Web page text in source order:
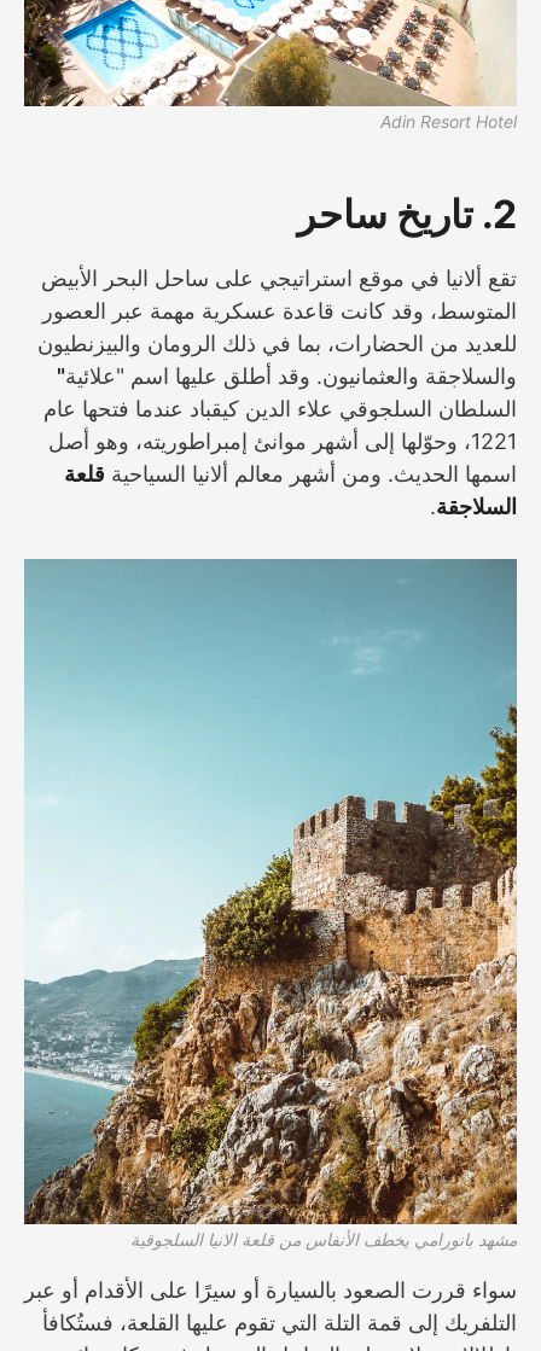
Adin Resort Hotel
2. تاريخ ساحر
تقع ألانيا في موقع استراتيجي على ساحل البحر الأبيض
المتوسط، وقد كانت قاعدة عسكرية مهمة عبر العصور
للعديد من الحضارات، بما في ذلك الرومان والبيزنطيون
والسلاجقة والعثمانيون. وقد أطلق عليها اسم "علائية"
السلطان السلجوقي علاء الدين كيقباد عندما فتحها عام
1221، وحوّلها إلى أشهر موانئ إمبراطوريته، وهو أصل
اسمها الحديث. ومن أشهر معالم ألانيا السياحية قلعة
السلاجقة.
مشهد بانورامي يخطف الأنفاس من قلعة الانيا السلجوقية
سواء قررت الصعود بالسيارة أو سيرًا على الأقدام أو عبر
التلفريك إلى قمة التلة التي تقوم عليها القلعة، فستُكافأ